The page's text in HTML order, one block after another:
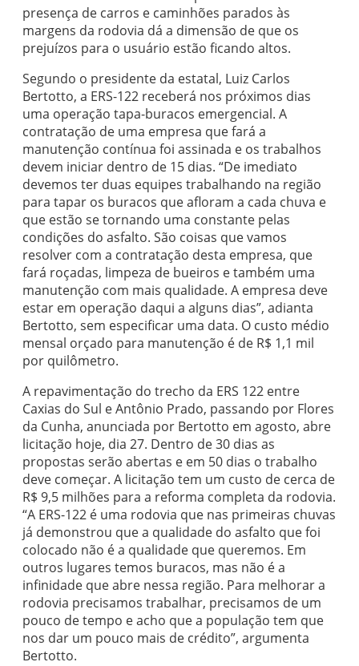
presença de carros e caminhões parados às
margens da rodovia dá a dimensão de que os
prejuízos para o usuário estão ficando altos.
Segundo o presidente da estatal, Luiz Carlos
Bertotto, a ERS-122 receberá nos próximos dias
uma operação tapa-buracos emergencial. A
contratação de uma empresa que fará a
manutenção contínua foi assinada e os trabalhos
devem iniciar dentro de 15 dias. “De imediato
devemos ter duas equipes trabalhando na região
para tapar os buracos que afloram a cada chuva e
que estão se tornando uma constante pelas
condições do asfalto. São coisas que vamos
resolver com a contratação desta empresa, que
fará roçadas, limpeza de bueiros e também uma
manutenção com mais qualidade. A empresa deve
estar em operação daqui a alguns dias”, adianta
Bertotto, sem especificar uma data. O custo médio
mensal orçado para manutenção é de R$ 1,1 mil
por quilômetro.
A repavimentação do trecho da ERS 122 entre
Caxias do Sul e Antônio Prado, passando por Flores
da Cunha, anunciada por Bertotto em agosto, abre
licitação hoje, dia 27. Dentro de 30 dias as
propostas serão abertas e em 50 dias o trabalho
deve começar. A licitação tem um custo de cerca de
R$ 9,5 milhões para a reforma completa da rodovia.
“A ERS-122 é uma rodovia que nas primeiras chuvas
já demonstrou que a qualidade do asfalto que foi
colocado não é a qualidade que queremos. Em
outros lugares temos buracos, mas não é a
infinidade que abre nessa região. Para melhorar a
rodovia precisamos trabalhar, precisamos de um
pouco de tempo e acho que a população tem que
nos dar um pouco mais de crédito”, argumenta
Bertotto.